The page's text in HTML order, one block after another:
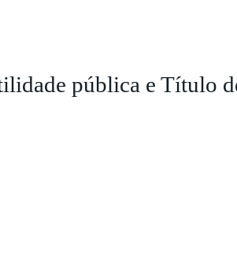
pública e Título